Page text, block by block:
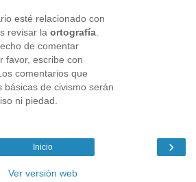
esté relacionado con
revisar la ortografía
de comentar
favor, escribe con
Los comentarios que
básicas de civismo serán
ni piedad.
›
Inicio
Ver versión web